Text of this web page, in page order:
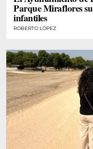
Parque Miraflores
infantiles
ROBERTO LÓPEZ